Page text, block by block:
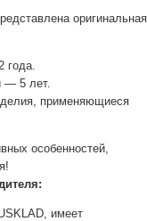
оригинальная
года.
— 5 лет.
применяющиеся
особенностей,
имеет